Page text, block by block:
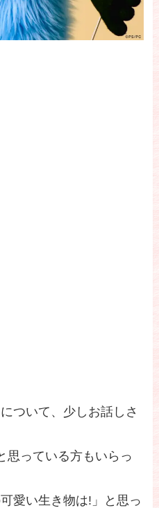
ついて、少しお話しさ
思っている方もいらっ
愛い生き物は!」と思っ